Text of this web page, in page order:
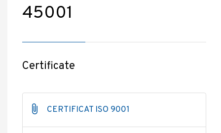
45001
Certificate
CERTIFICAT ISO 9001